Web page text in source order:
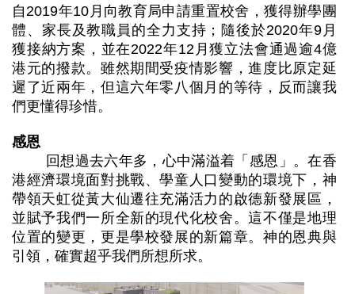
自2019年10月向教育局申請重置校舍，獲得辦學團
體、家長及教職員的全力支持；隨後於2020年9月
獲接納方案，並在2022年12月獲立法會通過逾4億
港元的撥款。雖然期間受疫情影響，進度比原定延
遲了近兩年，但這六年零八個月的等待，反而讓我
們更懂得珍惜。
感恩
回想過去六年多，心中滿溢着「感恩」。在香
港經濟環境面對挑戰、學童人口變動的環境下，神
帶領天虹從黃大仙遷往充滿活力的啟德新發展區，
並賦予我們一所全新的現代化校舍。這不僅是地理
位置的變更，更是學校發展的新篇章。神的恩典與
引領，確實超乎我們所想所求。